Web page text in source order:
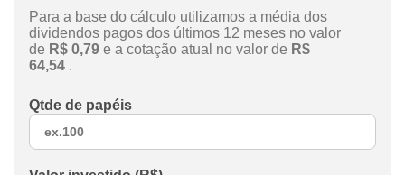
Para a base do cálculo utilizamos a média dos
dividendos pagos dos últimos 12 meses no valor
de R$ 0,79 e a cotação atual no valor de R$
64,54 .
Qtde de papéis